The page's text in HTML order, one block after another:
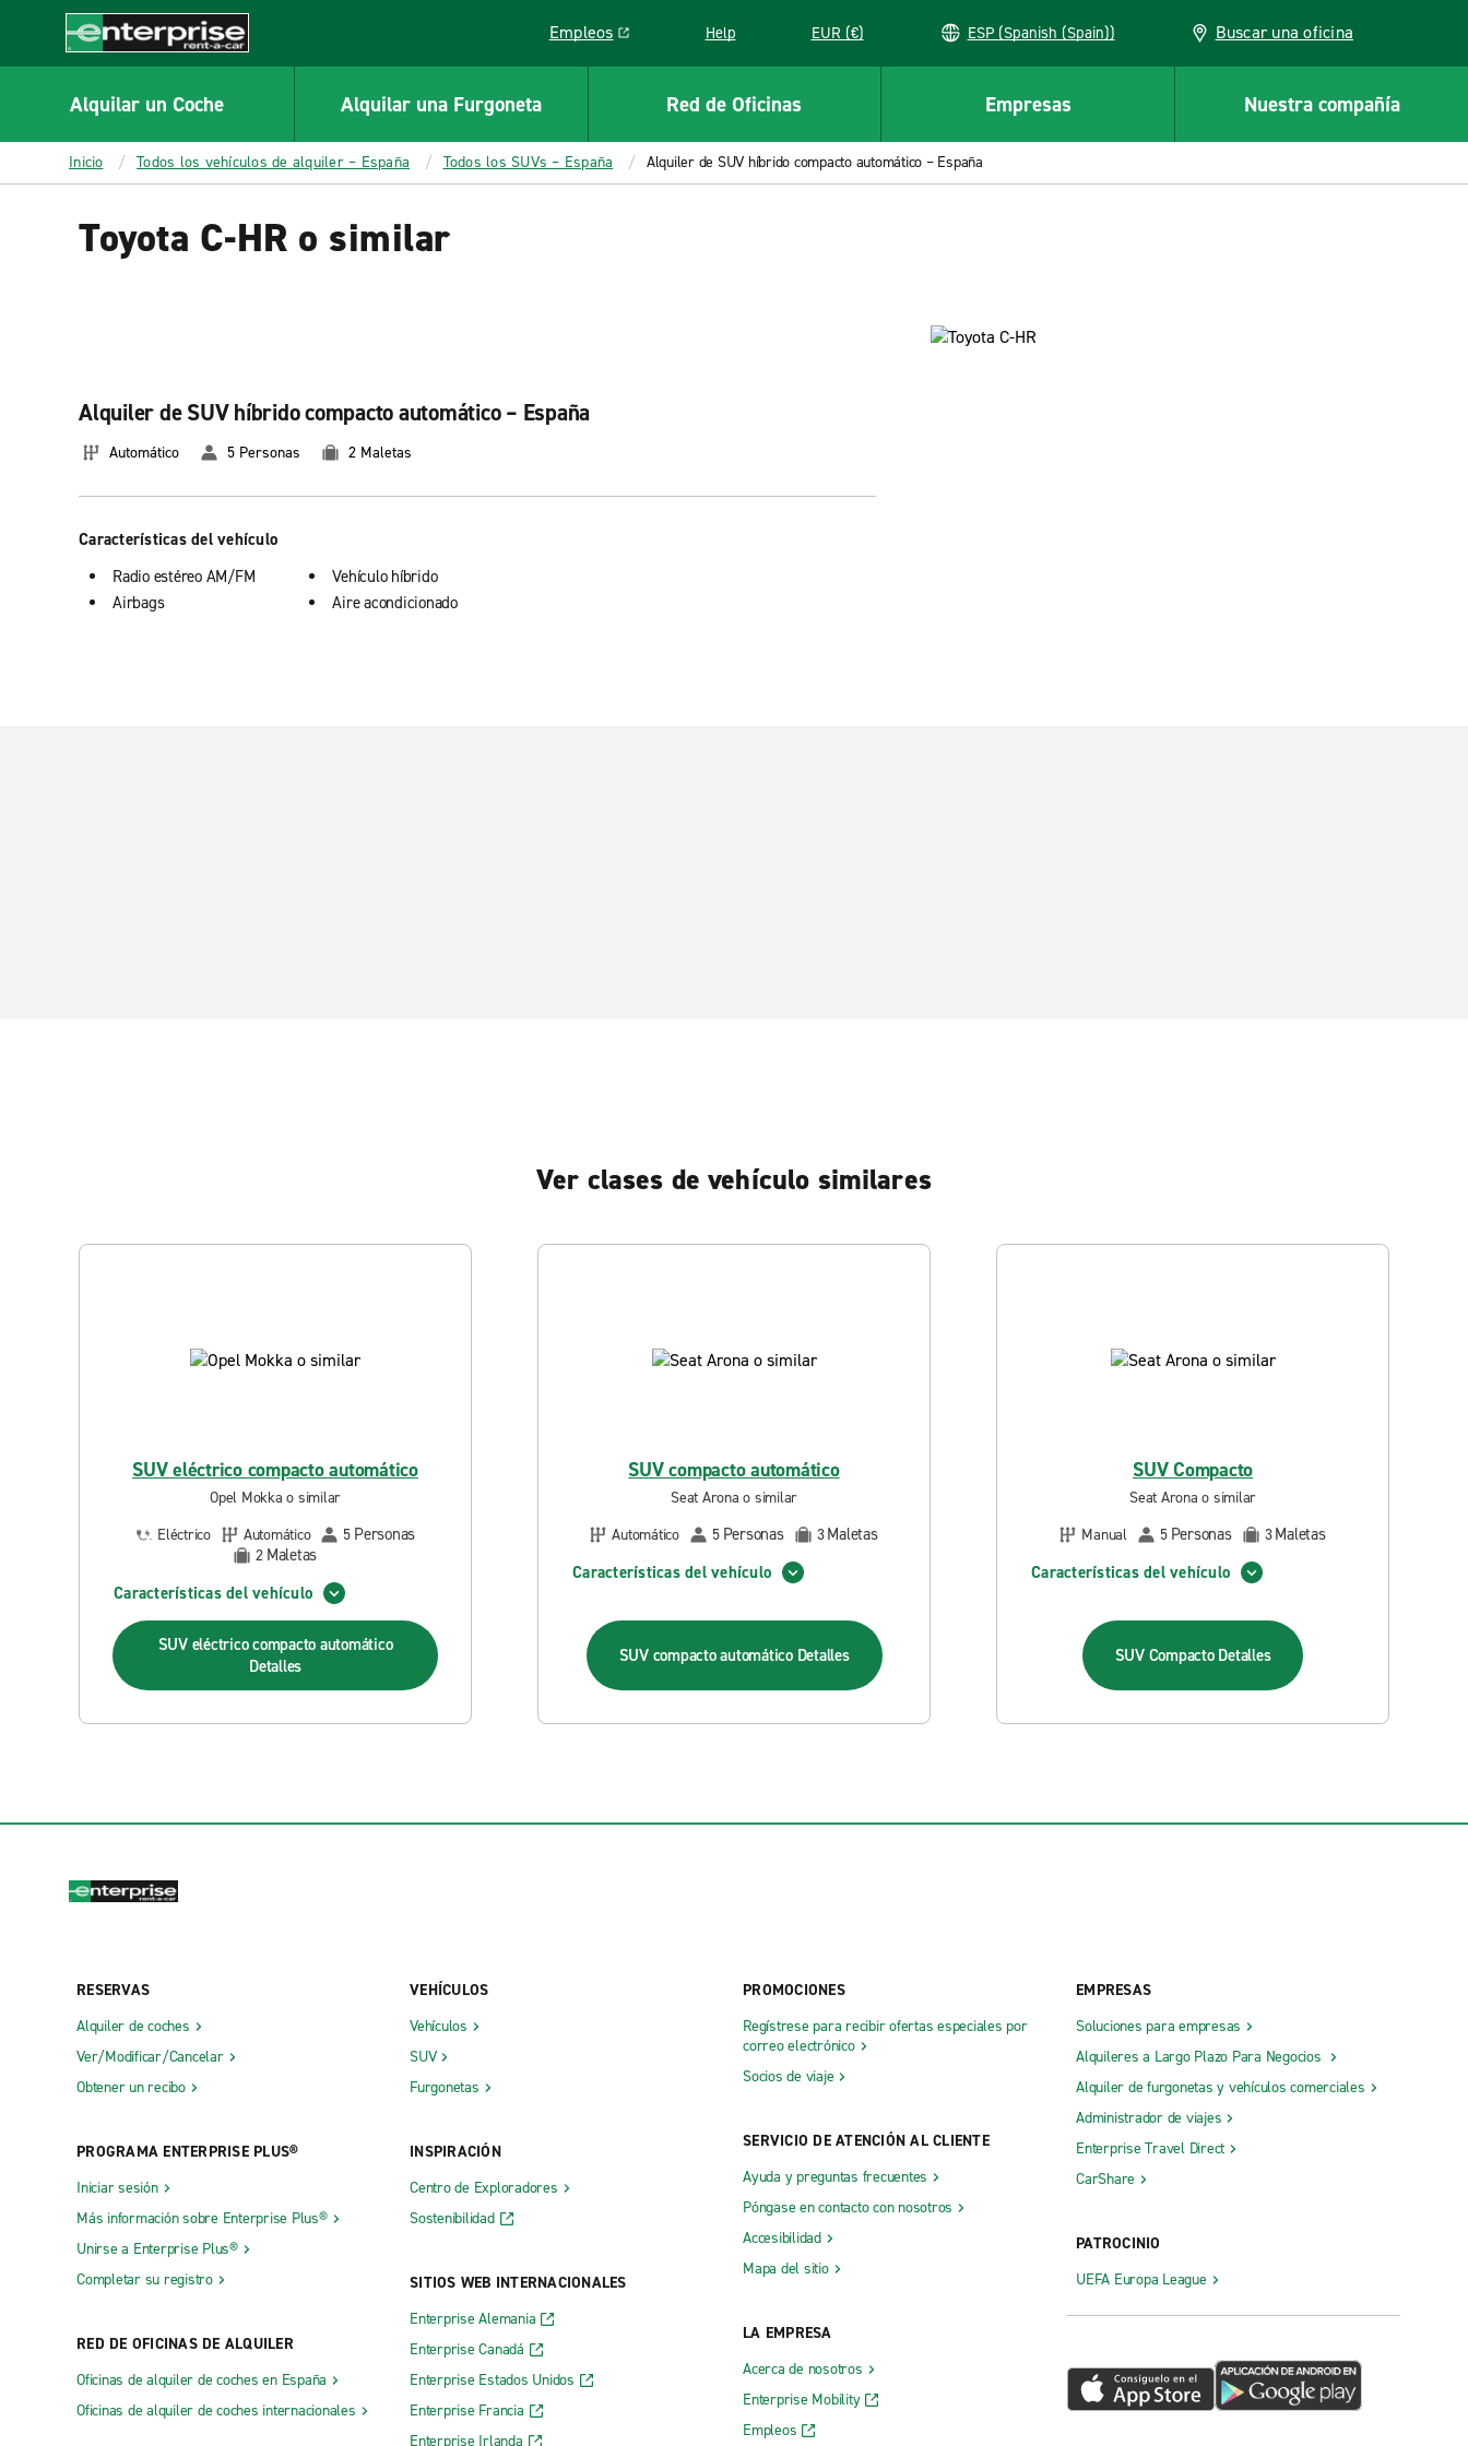
CONTENT
Enterprise
Empleos
Link opens in a new window
Help EUR (€) ESP (Spanish (Spain)) Buscar una oficina
Alquilar un Coche Alquilar una Furgoneta Red de Oficinas Empresas Nuestra compañía
Inicio Todos los vehículos de alquiler – España Todos los SUVs – España Alquiler de SUV híbrido compacto automático – España
Toyota C-HR o similar
Alquiler de SUV híbrido compacto automático – España
Automático 5 Personas 2 Maletas
Características del vehículo
Radio estéreo AM/FM
Airbags
Vehículo híbrido
Aire acondicionado
Ver clases de vehículo similares
SUV eléctrico compacto automático
Opel Mokka o similar
Eléctrico
Automático 5 Personas
2 Maletas
Características del vehículo
SUV eléctrico compacto automático
Detalles
SUV compacto automático
Seat Arona o similar
Automático
5 Personas 3Maletas
Características del vehículo
SUV compacto automático Detalles
SUV Compacto
Seat Arona o similar
Manual
5 Personas 3Maletas
Características del vehículo
SUV Compacto Detalles
RESERVAS
Alquiler de coches
Ver/Modificar/Cancelar
Obtener un recibo
PROGRAMA ENTERPRISE PLUS®
Iniciar sesión
Más información sobre Enterprise Plus®
Unirse a Enterprise Plus®
Completar su registro
RED DE OFICINAS DE ALQUILER
Oficinas de alquiler de coches en España
Oficinas de alquiler de coches internacionales
VEHÍCULOS
Vehículos
SUV
Furgonetas
INSPIRACIÓN
Centro de Exploradores
Sostenibilidad
SITIOS WEB INTERNACIONALES
Enterprise Alemania
Enterprise Canadá
Enterprise Estados Unidos
Enterprise Francia
Enterprise Irlanda
PROMOCIONES
Regístrese para recibir ofertas especiales por
correo electrónico
Socios de viaje
SERVICIO DE ATENCIÓN AL CLIENTE
Ayuda y preguntas frecuentes
Póngase en contacto con nosotros
Accesibilidad
Mapa del sitio
LA EMPRESA
Acerca de nosotros
Enterprise Mobility
Empleos
EMPRESAS
Soluciones para empresas
Alquileres a Largo Plazo Para Negocios
Alquiler de furgonetas y vehículos comerciales
Administrador de viajes
Enterprise Travel Direct
CarShare
PATROCINIO
UEFA Europa League